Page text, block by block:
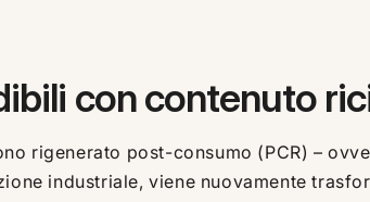
con contenuto
rigenerato post-consumo (PCR) –
industriale, viene nuovamente